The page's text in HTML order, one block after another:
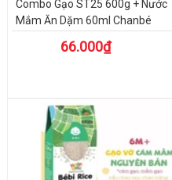
Combo Gạo ST25 600g + Nước
Mắm Ăn Dặm 60ml Chanbé
66.000₫